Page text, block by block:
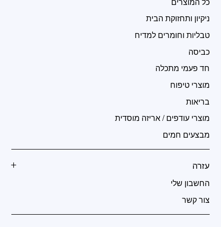
ניקיון ותחזוקת הבית
טבליות וחומרים למדיח
כביסה
חד פעמי מתכלה
מוצרי טיפוח
בריאות
מוצרי עודפים / אריזה מוסדית
מבצעים חמים
עזרה
החשבון שלי
צור קשר